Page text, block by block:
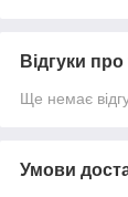
Відгуки
Ще немає
Умови